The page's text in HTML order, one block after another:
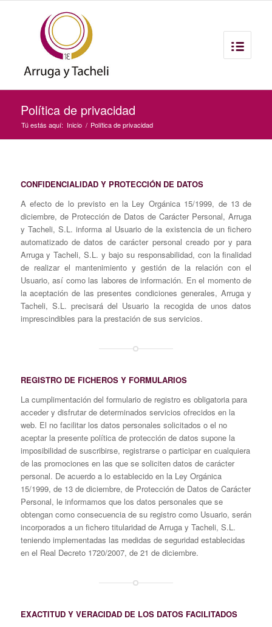
Política de privacidad
Tú estás aquí: Inicio / Política de privacidad
CONFIDENCIALIDAD Y PROTECCIÓN DE DATOS
A efecto de lo previsto en la Ley Orgánica 15/1999, de 13 de
diciembre, de Protección de Datos de Carácter Personal, Arruga
y Tacheli, S.L. informa al Usuario de la existencia de un fichero
automatizado de datos de carácter personal creado por y para
Arruga y Tacheli, S.L. y bajo su responsabilidad, con la finalidad
de realizar el mantenimiento y gestión de la relación con el
Usuario, así como las labores de información. En el momento de
la aceptación de las presentes condiciones generales, Arruga y
Tacheli, S.L. precisará del Usuario la recogida de unos datos
imprescindibles para la prestación de sus servicios.
REGISTRO DE FICHEROS Y FORMULARIOS
La cumplimentación del formulario de registro es obligatoria para
acceder y disfrutar de determinados servicios ofrecidos en la
web. El no facilitar los datos personales solicitados o el no
aceptar la presente política de protección de datos supone la
imposibilidad de suscribirse, registrarse o participar en cualquiera
de las promociones en las que se soliciten datos de carácter
personal. De acuerdo a lo establecido en la Ley Orgánica
15/1999, de 13 de diciembre, de Protección de Datos de Carácter
Personal, le informamos que los datos personales que se
obtengan como consecuencia de su registro como Usuario, serán
incorporados a un fichero titularidad de Arruga y Tacheli, S.L.
teniendo implementadas las medidas de seguridad establecidas
en el Real Decreto 1720/2007, de 21 de diciembre.
EXACTITUD Y VERACIDAD DE LOS DATOS FACILITADOS